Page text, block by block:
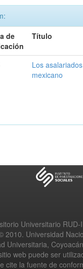
de
Título
Los
mexicano
Universitario RUD-
2010. Universidad
Universitaria,
web puede ser
cite la fuente de